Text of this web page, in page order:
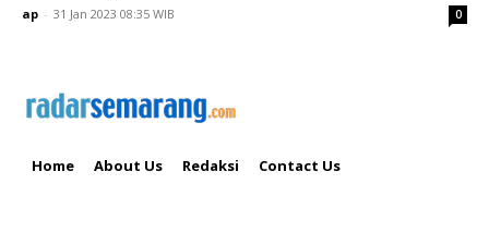
ap - 31 Jan 2023 08:35 WIB 0
Home About Us Redaksi Contact Us